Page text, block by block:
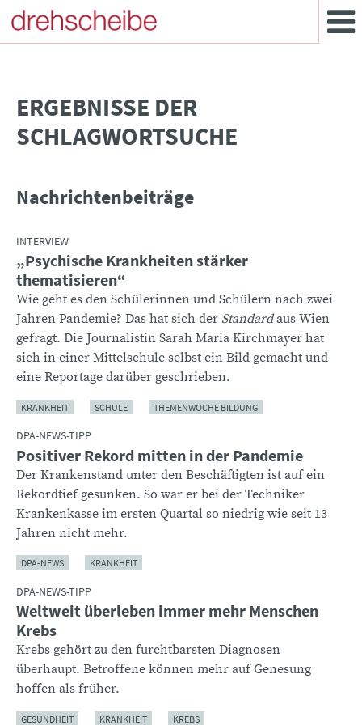
­ERGEBNISSE DER
SCHLAGWORTSUCHE
Nachrichtenbeiträge
INTERVIEW
„Psychische Krankheiten stärker
thematisieren“
Wie geht es den Schülerinnen und Schülern nach zwei
Jahren Pandemie? Das hat sich der Standardaus Wien
gefragt. Die Journalistin Sarah Maria Kirchmayer hat
sich in einer Mittelschule selbst ein Bild gemacht und
eine Reportage darüber geschrieben.
KRANKHEIT SCHULE THEMENWOCHE BILDUNG
DPA-NEWS-TIPP
Positiver Rekord mitten in der Pandemie
Der Krankenstand unter den Beschäftigten ist auf ein
Rekordtief gesunken. So war er bei der Techniker
Krankenkasse im ersten Quartal so niedrig wie seit 13
Jahren nicht mehr.
DPA-NEWS KRANKHEIT
DPA-NEWS-TIPP
Weltweit überleben immer mehr Menschen
Krebs
Krebs gehört zu den furchtbarsten Diagnosen
überhaupt. Betroffene können mehr auf Genesung
hoffen als früher.
GESUNDHEIT KRANKHEIT KREBS